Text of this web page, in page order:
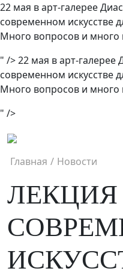
22 мая в арт-галерее
современном искусстве
Много вопросов и
" />22 мая в арт-галерее
современном искусстве
Много вопросов и
" />
Главная / Новости
ЛЕКЦИЯ